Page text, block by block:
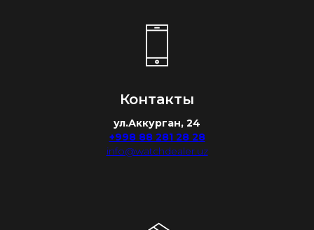
Контакты
ул.Аккурган, 24
+998 88 281 28 28
info@watchdealer.uz